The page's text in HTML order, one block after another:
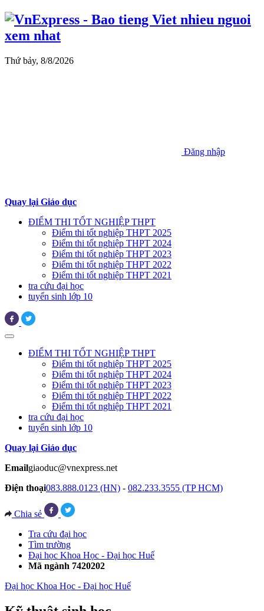
Thứ bảy, 8/8/2026
Đăng nhập
Quay lại Giáo dục
ĐIỂM THI TỐT NGHIỆP THPT
Điểm thi tốt nghiệp THPT 2025
Điểm thi tốt nghiệp THPT 2024
Điểm thi tốt nghiệp THPT 2023
Điểm thi tốt nghiệp THPT 2022
Điểm thi tốt nghiệp THPT 2021
tra cứu đại học
tuyển sinh lớp 10
ĐIỂM THI TỐT NGHIỆP THPT
Điểm thi tốt nghiệp THPT 2025
Điểm thi tốt nghiệp THPT 2024
Điểm thi tốt nghiệp THPT 2023
Điểm thi tốt nghiệp THPT 2022
Điểm thi tốt nghiệp THPT 2021
tra cứu đại học
tuyển sinh lớp 10
Quay lại Giáo dục
Emailgiaoduc@vnexpress.net
Điện thoại083.888.0123 (HN) - 082.233.3555 (TP HCM)
Chia sẻ
Tra cứu đại học
Tìm trường
Đại học Khoa Học - Đại học Huế
Mã ngành 7420202
Đại học Khoa Học - Đại học Huế